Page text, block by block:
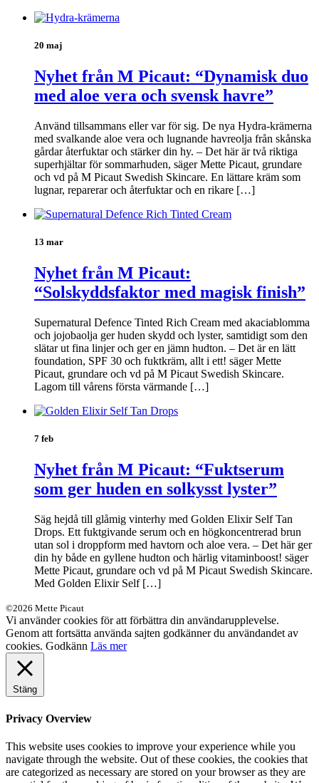
20 maj
Nyhet från M Picaut: “Dynamisk duo
med aloe vera och svensk havre”
Använd tillsammans eller var för sig. De nya Hydra-krämerna
med svalkande aloe vera och lugnande havreolja från skånska
gårdar återfuktar och stärker din hy. – Det här är två riktiga
superhjältar för sommarhuden, säger Mette Picaut, grundare
och vd på M Picaut Swedish Skincare. En lättare kräm som
lugnar, reparerar och återfuktar och en rikare […]
13 mar
Nyhet från M Picaut:
“Solskyddsfaktor med magisk finish”
Supernatural Defence Tinted Rich Cream med akaciablomma
och jojobaolja ger huden skydd och lyster, samtidigt som den
slätar ut fina linjer och ger en jämn hudton. – Det är en lätt
foundation, SPF 30 och fuktkräm, allt i ett! säger Mette
Picaut, grundare och vd på M Picaut Swedish Skincare.
Lagom till vårens första värmande […]
7 feb
Nyhet från M Picaut: “Fuktserum
som ger huden en solkysst lyster”
Säg hejdå till glåmig vinterhy med Golden Elixir Self Tan
Drops. Ett fuktgivande serum och en högkoncentrerad brun
utan sol i droppform med havtorn och aloe vera. – Det här ger
din hy både en gyllene hudton och härlig vitaminboost! säger
Mette Picaut, grundare och vd på M Picaut Swedish Skincare.
Med Golden Elixir Self […]
©2026 Mette Picaut
Vi använder cookies för att förbättra din användarupplevelse.
Genom att fortsätta använda sajten godkänner du användandet av
cookies. Godkänn Läs mer
Stäng
Privacy Overview
This website uses cookies to improve your experience while you
navigate through the website. Out of these cookies, the cookies that
are categorized as necessary are stored on your browser as they are